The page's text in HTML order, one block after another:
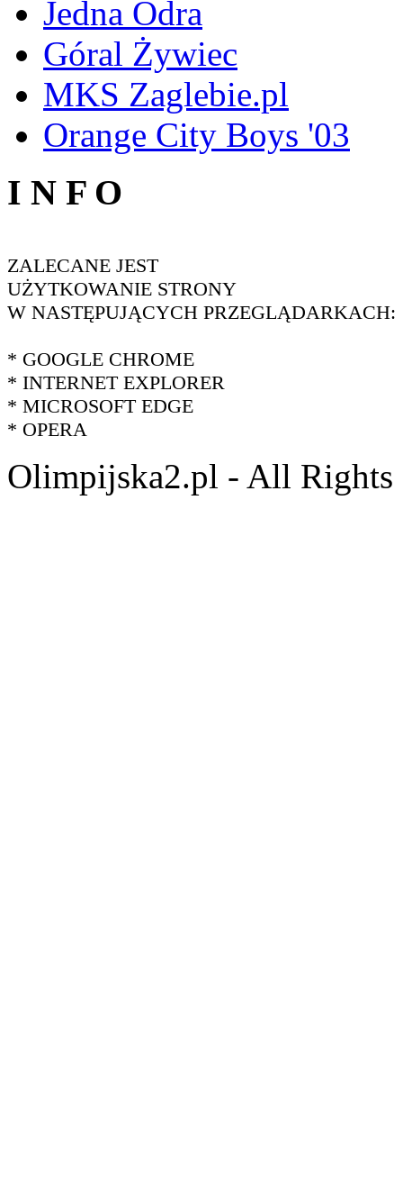
Jedna Odra
Góral Żywiec
MKS Zaglebie.pl
Orange City Boys '03
I N F O
ZALECANE JEST
UŻYTKOWANIE STRONY
W NASTĘPUJĄCYCH PRZEGLĄDARKACH:
* GOOGLE CHROME
* INTERNET EXPLORER
* MICROSOFT EDGE
* OPERA
Olimpijska2.pl - All Rights